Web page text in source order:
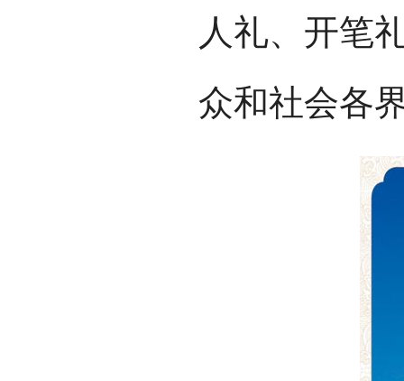
人礼、开笔
众和社会各